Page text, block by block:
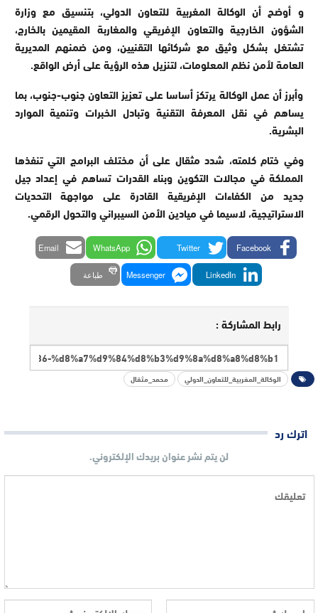
و أوضح أن الوكالة المغربية للتعاون الدولي، بتنسيق مع وزارة
الشؤون الخارجية والتعاون الإفريقي والمغاربة المقيمين بالخارج،
تشتغل بشكل وثيق مع شركائها التقنيين، ومن ضمنهم المديرية
العامة لأمن نظم المعلومات، لتنزيل هذه الرؤية على أرض الواقع.
وأبرز أن عمل الوكالة يرتكز أساسا على تعزيز التعاون جنوب-جنوب، بما
يساهم في نقل المعرفة التقنية وتبادل الخبرات وتنمية الموارد
البشرية.
وفي ختام كلمته، شدد مثقال على أن مختلف البرامج التي تنفذها
المملكة في مجالات التكوين وبناء القدرات تساهم في إعداد جيل
جديد من الكفاءات الإفريقية القادرة على مواجهة التحديات
الاستراتيجية، لاسيما في ميادين الأمن السيبراني والتحول الرقمي.
Facebook
Twitter
WhatsApp
Email
LinkedIn
Messenger طباعة
رابط المشاركة :
الوكالة_المغربية_للتعاون_الدولي محمد_مثقال
اترك رد
لن يتم نشر عنوان بريدك الإلكتروني.